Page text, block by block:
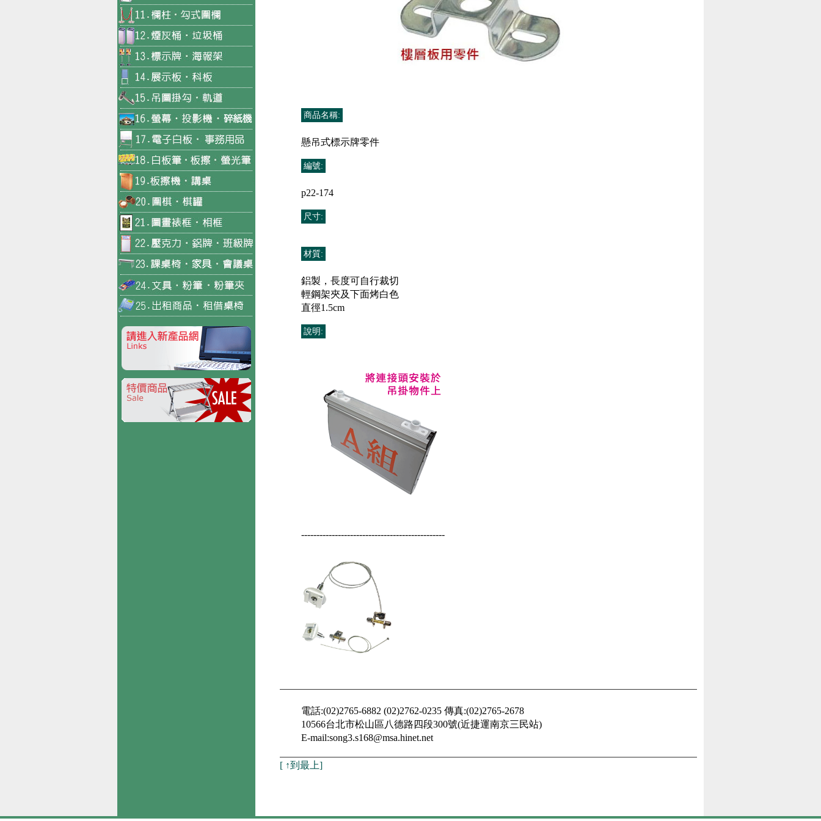
商品名稱:
懸吊式標示牌零件
編號:
p22-174
尺寸:
材質:
鋁製，長度可自行裁切
輕鋼架夾及下面烤白色
直徑1.5cm
說明:
-----------------------------------------------
電話:(02)2765-6882 (02)2762-0235 傳真:(02)2765-2678
10566台北市松山區八德路四段300號(近捷運南京三民站)
E-mail:song3.s168@msa.hinet.net
[ ↑到最上]